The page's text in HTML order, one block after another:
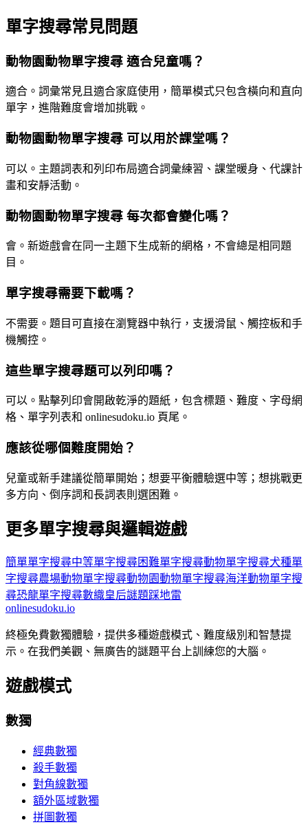
單字搜尋常見問題
動物園動物單字搜尋 適合兒童嗎？
適合。詞彙常見且適合家庭使用，簡單模式只包含橫向和直向
單字，進階難度會增加挑戰。
動物園動物單字搜尋 可以用於課堂嗎？
可以。主題詞表和列印布局適合詞彙練習、課堂暖身、代課計
畫和安靜活動。
動物園動物單字搜尋 每次都會變化嗎？
會。新遊戲會在同一主題下生成新的網格，不會總是相同題
目。
單字搜尋需要下載嗎？
不需要。題目可直接在瀏覽器中執行，支援滑鼠、觸控板和手
機觸控。
這些單字搜尋題可以列印嗎？
可以。點擊列印會開啟乾淨的題紙，包含標題、難度、字母網
格、單字列表和 onlinesudoku.io 頁尾。
應該從哪個難度開始？
兒童或新手建議從簡單開始；想要平衡體驗選中等；想挑戰更
多方向、倒序詞和長詞表則選困難。
更多單字搜尋與邏輯遊戲
簡單單字搜尋中等單字搜尋困難單字搜尋動物單字搜尋犬種單
字搜尋農場動物單字搜尋動物園動物單字搜尋海洋動物單字搜
尋恐龍單字搜尋數織皇后謎題踩地雷
onlinesudoku.io
終極免費數獨體驗，提供多種遊戲模式、難度級別和智慧提
示。在我們美觀、無廣告的謎題平台上訓練您的大腦。
遊戲模式
數獨
經典數獨
殺手數獨
對角線數獨
額外區域數獨
拼圖數獨